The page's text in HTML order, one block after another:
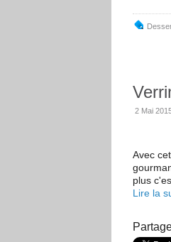
2 Mai
Avec
plus
Lire la